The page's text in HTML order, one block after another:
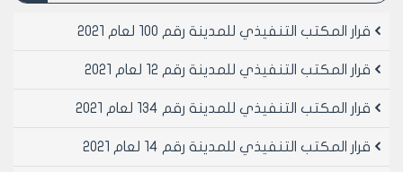
/175000/ مائة وخمسة وسبعون الف ليره سوريه لاغير سنويا
ويبلغ من يلزم لتنفيذه اصولا
قرار المكتب التنفيذي للمدينة رقم 100 لعام 2021
قرار المكتب التنفيذي للمدينة رقم 12 لعام 2021
قرار المكتب التنفيذي للمدينة رقم 134 لعام 2021
قرار المكتب التنفيذي للمدينة رقم 14 لعام 2021